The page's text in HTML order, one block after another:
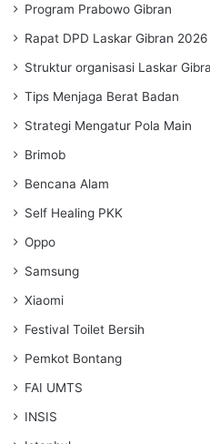
Program Prabowo Gibran
Rapat DPD Laskar Gibran 2026
Struktur organisasi Laskar
Tips Menjaga Berat Badan
Strategi Mengatur Pola Main
Brimob
Bencana Alam
Self Healing PKK
Oppo
Samsung
Xiaomi
Festival Toilet Bersih
Pemkot Bontang
FAI UMTS
INSIS